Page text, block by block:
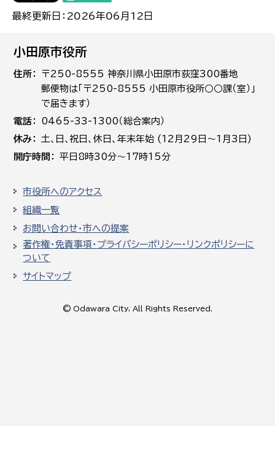
最終更新日：2026年06月12日
小田原市役所
住所
〒250-8555 神奈川県小田原市荻窪300番地
郵便物は「〒250-8555 小田原市役所○○課（室）」
で届きます）
電話
0465-33-1300（総合案内）
休み
土､日､祝日、休日、年末年始 (12月29日～1月3日)
開庁時間
平日8時30分～17時15分
市役所へのアクセス
組織一覧
お問い合わせ・市への提案
著作権・免責事項・プライバシーポリシー・リンクポリシーに
ついて
サイトマップ
© Odawara City, All Rights Reserved.